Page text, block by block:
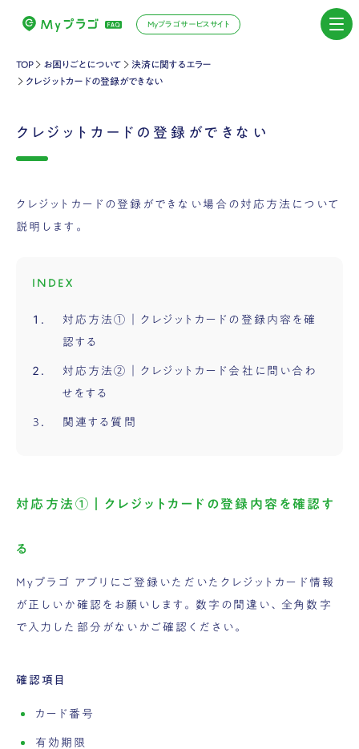
Myプラゴサービスサイト
TOP お困りごとについて
決済に関するエラー
クレジットカードの登録ができない
クレジットカードの登録ができない
クレジットカードの登録ができない場合の対応方法について
説明します。
INDEX
対応方法①｜クレジットカードの登録内容を確
認する
対応方法②｜クレジットカード会社に問い合わ
せをする
関連する質問
対応方法①｜クレジットカードの登録内容を確認す
る
Myプラゴ アプリにご登録いただいたクレジットカード情報
が正しいか確認をお願いします。数字の間違い、全角数字
で入力した部分がないかご確認ください。
確認項目
カード番号
有効期限